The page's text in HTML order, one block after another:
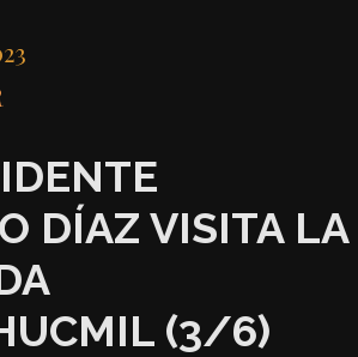
DÍAZ VISITA LA
(3/6)